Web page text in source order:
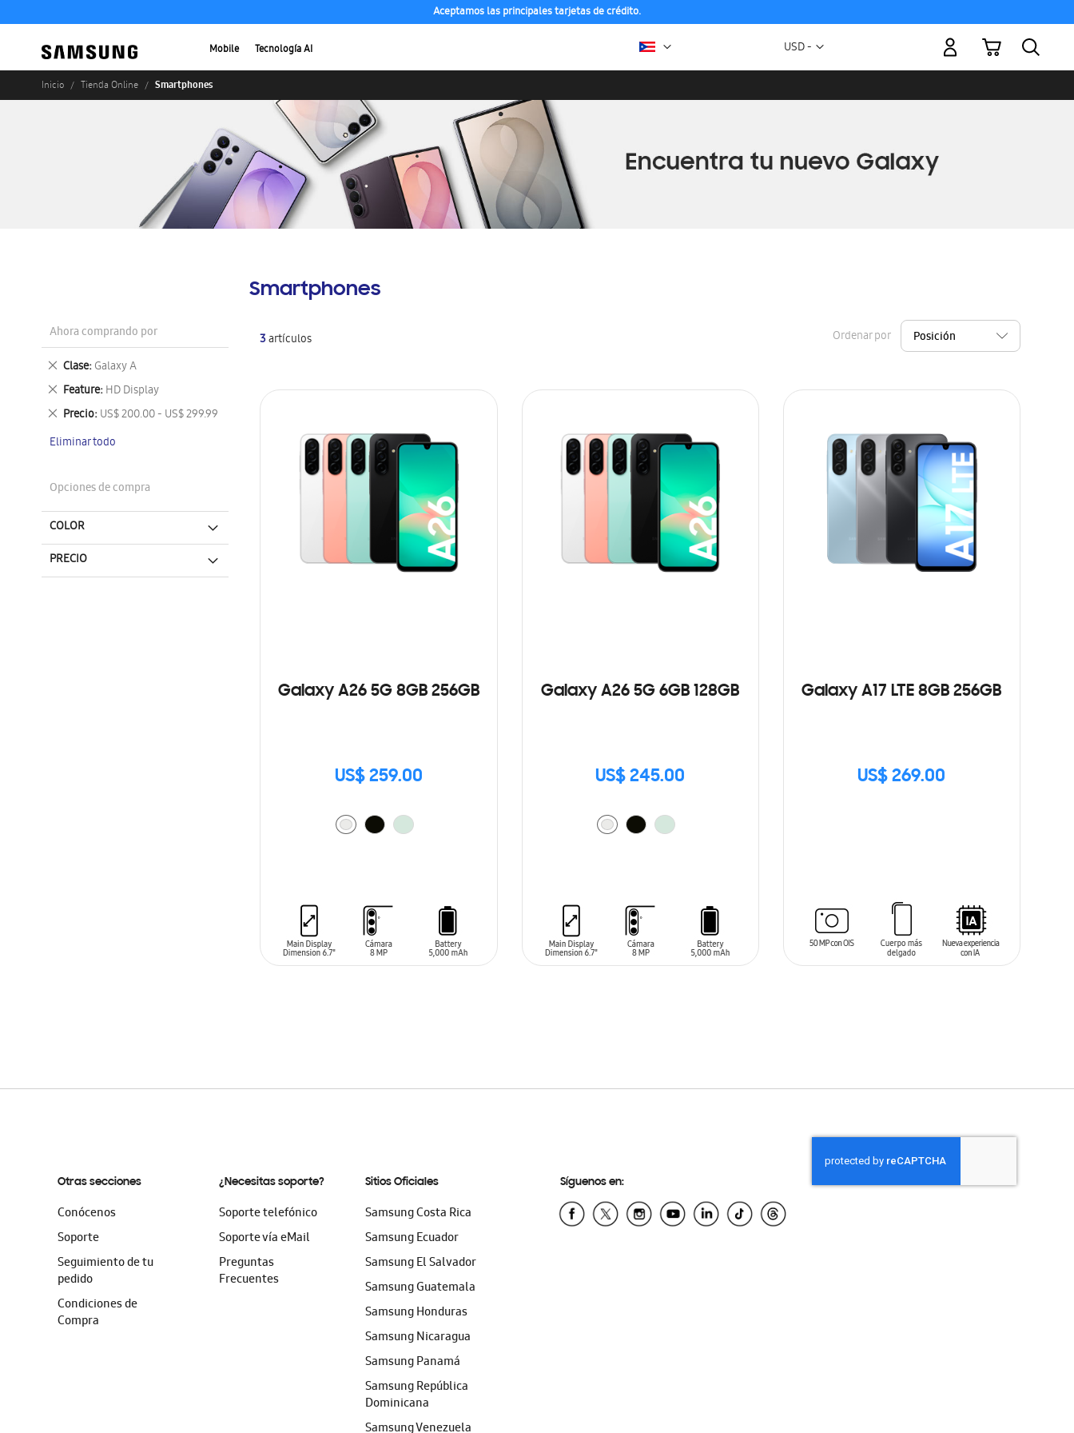
Aceptamos las principales tarjetas de crédito.
Mobile Tecnología AI Moneda
USD -
Mi carrito
Inicio Tienda Online Smartphones
Smartphones
3artículos Ordenar por
Galaxy A26 5G 8GB 256GB
US$ 259.00
Galaxy A26 5G 6GB 128GB
US$ 245.00
Galaxy A17 LTE 8GB 256GB
US$ 269.00
SIN
Ahora comprando por
Clase Galaxy A
Eliminar
este
artículo
Feature HD Display
Eliminar
este
artículo
Precio US$ 200.00 - US$ 299.99
Eliminar
artículo
Eliminar todo
Opciones de compra
COLOR
PRECIO
Otras secciones
Conócenos
Soporte
Seguimiento de tu
pedido
Condiciones de
Compra
¿Necesitas soporte?
Soporte telefónico
Soporte vía eMail
Preguntas
Frecuentes
Sitios Oficiales
Samsung Costa Rica
Samsung Ecuador
Samsung El Salvador
Samsung Guatemala
Samsung Honduras
Samsung Nicaragua
Samsung Panamá
Samsung República
Dominicana
Samsung Venezuela
Síguenos en: